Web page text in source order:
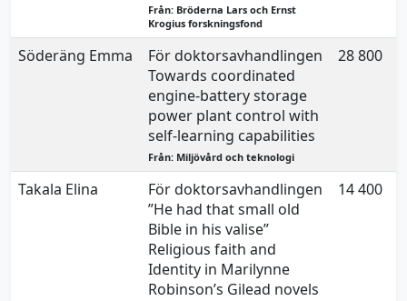
Från: Bröderna Lars och Ernst
Krogius forskningsfond
Söderäng Emma
För doktorsavhandlingen
Towards coordinated
engine-battery storage
power plant control with
self-learning capabilities
Från: Miljövård och teknologi
28 800
Takala Elina
För doktorsavhandlingen
”He had that small old
Bible in his valise”
Religious faith and
Identity in Marilynne
Robinson’s Gilead novels
14 400